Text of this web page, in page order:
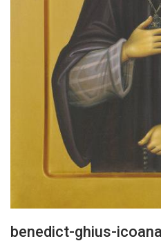
benedict-ghius-